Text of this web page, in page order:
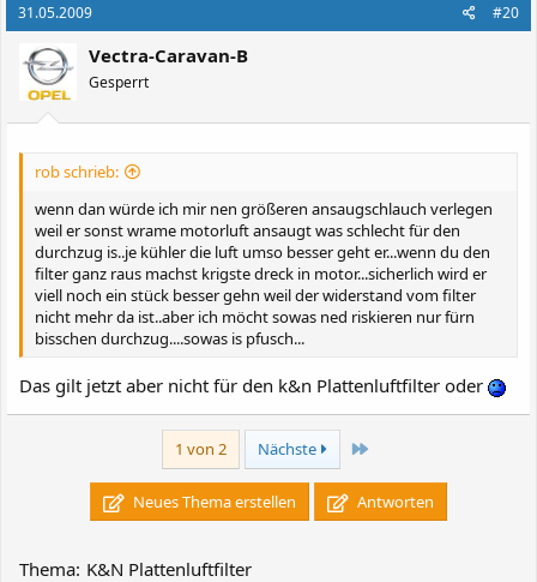
31.05.2009 #20
Vectra-Caravan-B
Gesperrt
rob schrieb:
wenn dan würde ich mir nen größeren ansaugschlauch verlegen
weil er sonst wrame motorluft ansaugt was schlecht für den
durchzug is..je kühler die luft umso besser geht er...wenn du den
filter ganz raus machst krigste dreck in motor...sicherlich wird er
viell noch ein stück besser gehn weil der widerstand vom filter
nicht mehr da ist..aber ich möcht sowas ned riskieren nur fürn
bisschen durchzug....sowas is pfusch...
Das gilt jetzt aber nicht für den k&n Plattenluftfilter oder
1 von 2 Nächste Letzte
Neues Thema erstellen Antworten
Thema: K&N Plattenluftfilter